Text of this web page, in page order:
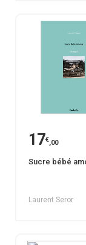
17€,00
Sucre bébé
Laurent Seror